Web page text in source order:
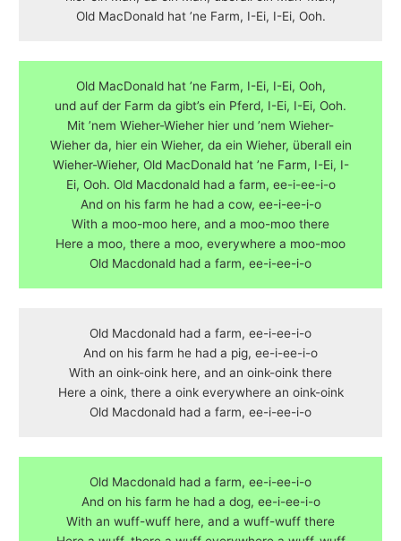
Old MacDonald hat ’ne Farm, I-Ei, I-Ei, Ooh.
Old MacDonald hat ’ne Farm, I-Ei, I-Ei, Ooh,
und auf der Farm da gibt’s ein Pferd, I-Ei, I-Ei, Ooh.
Mit ’nem Wieher-Wieher hier und ’nem Wieher-
Wieher da, hier ein Wieher, da ein Wieher, überall ein
Wieher-Wieher, Old MacDonald hat ’ne Farm, I-Ei, I-
Ei, Ooh. Old Macdonald had a farm, ee-i-ee-i-o
And on his farm he had a cow, ee-i-ee-i-o
With a moo-moo here, and a moo-moo there
Here a moo, there a moo, everywhere a moo-moo
Old Macdonald had a farm, ee-i-ee-i-o
Old Macdonald had a farm, ee-i-ee-i-o
And on his farm he had a pig, ee-i-ee-i-o
With an oink-oink here, and an oink-oink there
Here a oink, there a oink everywhere an oink-oink
Old Macdonald had a farm, ee-i-ee-i-o
Old Macdonald had a farm, ee-i-ee-i-o
And on his farm he had a dog, ee-i-ee-i-o
With an wuff-wuff here, and a wuff-wuff there